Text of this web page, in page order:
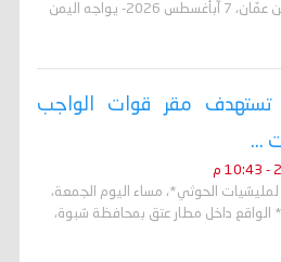
غروندبرغ، بشأن الوضع في اليمن عمّان، 7 آبأغسطس 2026- يواجه اليمن
تستهدف مقر قوات الواجب
...
الحوثي*، مساء اليوم الجمعة،
داخل مطار عتق بمحافظة شبوة،